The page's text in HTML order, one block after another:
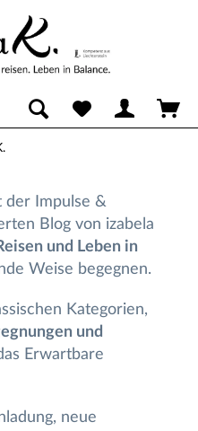
der Impulse &
Blog von izabela
und Leben in
Weise begegnen.
Kategorien,
und
Erwartbare
neue